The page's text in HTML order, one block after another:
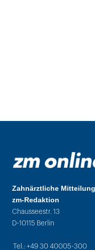
Zahnärztliche
zm-Redaktion
Chausseestr. 13
D-10115 Berlin
Tel.: +49 30 40005-300